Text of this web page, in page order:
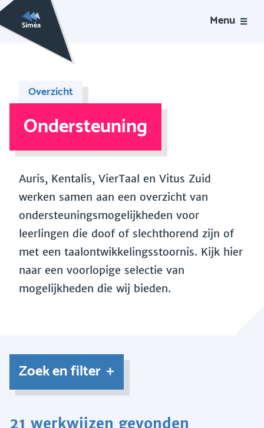
Menu
Overzicht
Ondersteuning
Auris, Kentalis, VierTaal en Vitus Zuid
werken samen aan een overzicht van
ondersteuningsmogelijkheden voor
leerlingen die doof of slechthorend zijn of
met een taalontwikkelingsstoornis. Kijk hier
naar een voorlopige selectie van
mogelijkheden die wij bieden.
Zoek en filter
21 werkwijzen gevonden